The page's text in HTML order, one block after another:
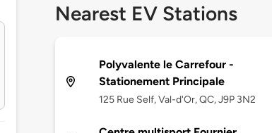
Nearest EV Stations
Polyvalente le Carrefour -
Stationement Principale
125 Rue Self, Val-d'Or, QC, J9P 3N2